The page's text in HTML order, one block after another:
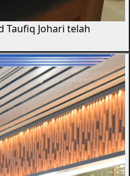
Taufiq Johari telah